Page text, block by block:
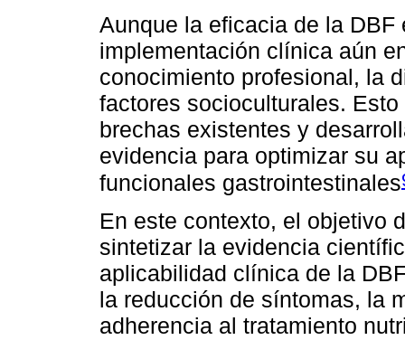
Aunque la eficacia de la
implementación clínica aún
conocimiento profesional, la
factores socioculturales.
brechas existentes y
evidencia para optimizar su
funcionales gastrointestinales
En este contexto, el objetivo
sintetizar la evidencia
aplicabilidad clínica de la
la reducción de síntomas, la
adherencia al tratamiento